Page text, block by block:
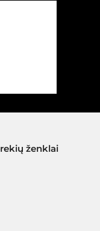
ženklai